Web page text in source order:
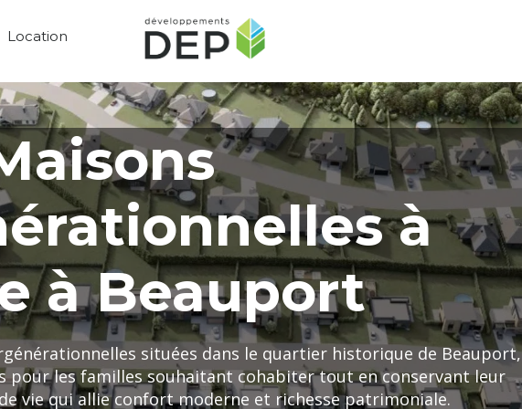
Location
à
à Beauport
situées dans le quartier historique de Beauport,
pour les familles souhaitant cohabiter tout en conservant leur
vie qui allie confort moderne et richesse patrimoniale.